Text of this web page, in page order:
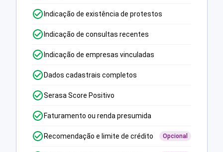
Indicação de existência de protestos
Indicação de consultas recentes
Indicação de empresas vinculadas
Dados cadastrais completos
Serasa Score Positivo
Faturamento ou renda presumida
Recomendação e limite de crédito Opcional